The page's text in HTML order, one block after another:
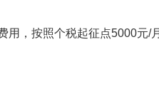
用，按照个税起征点5000元/